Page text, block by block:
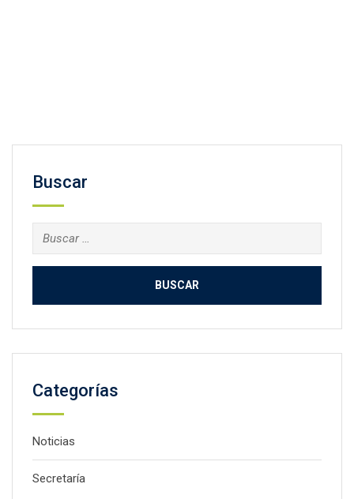
Buscar
Buscar:
Categorías
Noticias
Secretaría